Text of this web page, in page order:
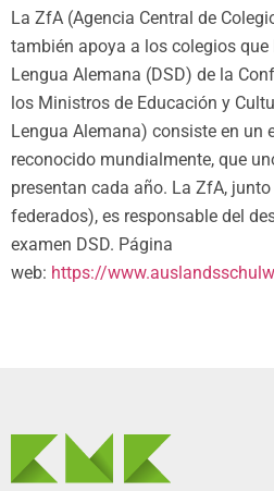
La ZfA (Agencia Central de
también apoya a los colegios
Lengua Alemana (DSD) de la
los Ministros de Educación y
Lengua Alemana) consiste en un
reconocido mundialmente, que
presentan cada año. La ZfA,
federados), es responsable del
examen DSD. Página
web: https://